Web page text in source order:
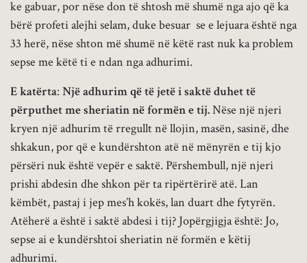
ke gabuar, por nëse don të shtosh më shumë nga ajo që ka
bërë profeti alejhi selam, duke besuar se e lejuara është nga
33 herë, nëse shton më shumë në këtë rast nuk ka problem
sepse me këtë ti e ndan nga adhurimi.
E katërta: Një adhurim që të jetë i saktë duhet të
përputhet me sheriatin në formën e tij.Nëse një njeri
kryen një adhurim të rregullt në llojin, masën, sasinë, dhe
shkakun, por që e kundërshton atë në mënyrën e tij kjo
përsëri nuk është vepër e saktë. Përshembull, një njeri
prishi abdesin dhe shkon për ta ripërtërirë atë. Lan
këmbët, pastaj i jep mes’h kokës, lan duart dhe fytyrën.
Atëherë a është i saktë abdesi i tij? Jopërgjigja është: Jo,
sepse ai e kundërshtoi sheriatin në formën e këtij
adhurimi.